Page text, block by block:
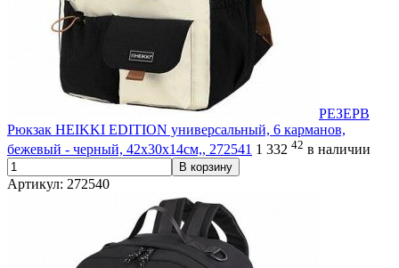
РЕЗЕРВ
Рюкзак HEIKKI EDITION универсальный, 6 карманов,
бежевый - черный, 42х30х14см,, 272541 1 332 42 в наличии
В корзину
Артикул: 272540